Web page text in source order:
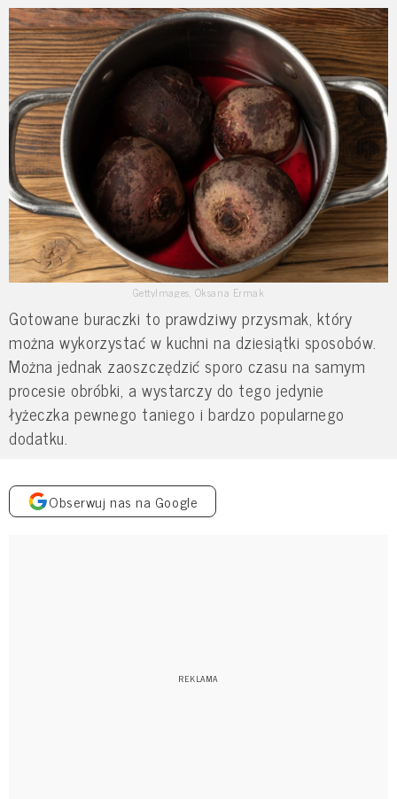
GettyImages, Oksana Ermak
Gotowane buraczki to prawdziwy przysmak, który
można wykorzystać w kuchni na dziesiątki sposobów.
Można jednak zaoszczędzić sporo czasu na samym
procesie obróbki, a wystarczy do tego jedynie
łyżeczka pewnego taniego i bardzo popularnego
dodatku.
Obserwuj nas na Google